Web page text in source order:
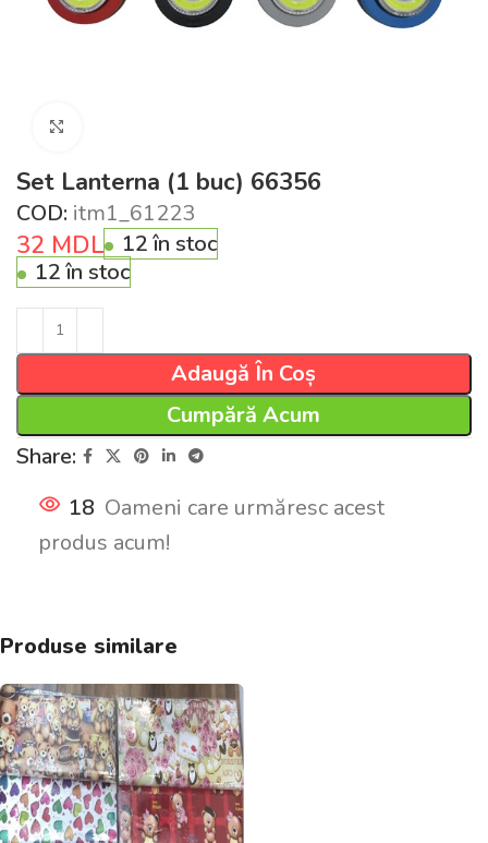
Set Lanterna (1 buc) 66356
COD: itm1_61223
32 MDL
12 în stoc
12 în stoc
Adaugă În Coș
Cumpără Acum
Share:
18 Oameni care urmăresc acest
produs acum!
Produse similare